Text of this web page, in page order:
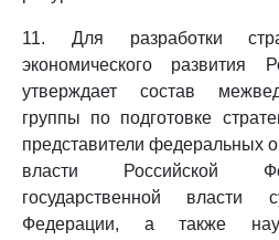
11. Для разработки
экономического развития
утверждает состав
группы по подготовке
представители федеральных
власти Российской
государственной власти
Федерации, а также